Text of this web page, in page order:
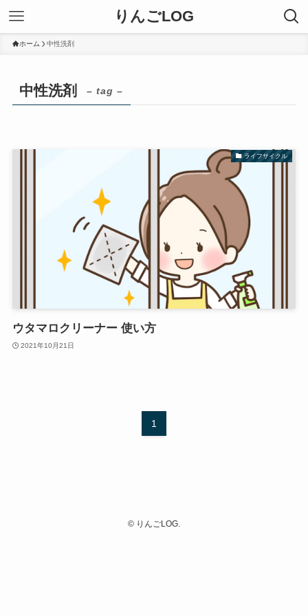
りんごLOG
ホーム 中性洗剤
中性洗剤 – tag –
ライフサイクル
ウタマロクリーナー 使い方
2021年10月21日
1
© りんごLOG.